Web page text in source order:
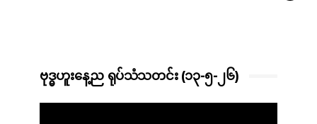
ဗုဒ္ဓဟူးနေ့ည ရုပ်သံသတင်း (၁၃-၅-၂၆)